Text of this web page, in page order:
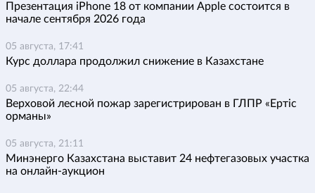
Презентация iPhone 18 от компании Apple состоится в
начале сентября 2026 года
05 августа, 17:41
Курс доллара продолжил снижение в Казахстане
05 августа, 22:44
Верховой лесной пожар зарегистрирован в ГЛПР «Ертіс
орманы»
05 августа, 21:11
Минэнерго Казахстана выставит 24 нефтегазовых участка
на онлайн-аукцион